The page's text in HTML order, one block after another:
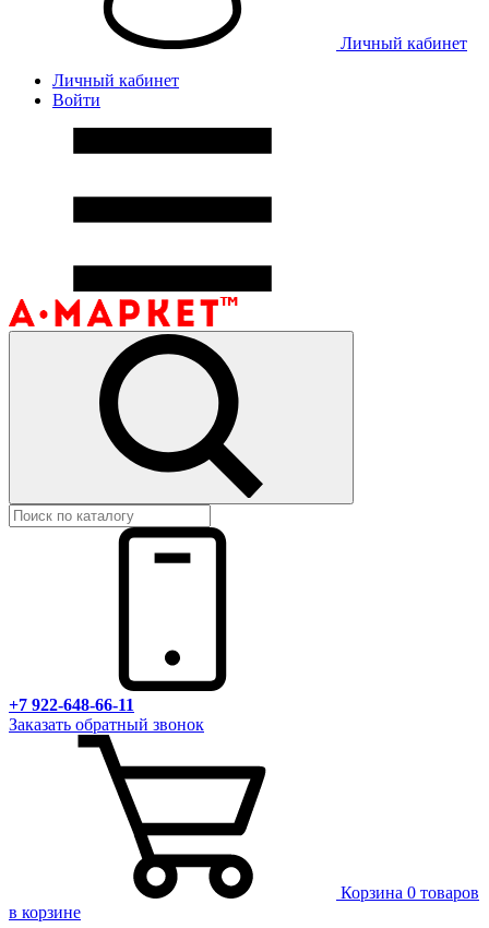
Личный кабинет
Личный кабинет
Войти
+7 922-648-66-11
Заказать обратный звонок
Корзина 0 товаров
в корзине